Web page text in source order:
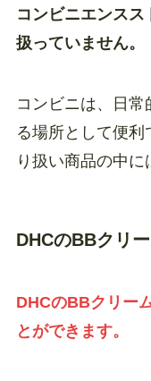
コンビニエンス
扱っていません。
コンビニは、日
る場所として便
り扱い商品の中に
DHCのBBクリ
DHCのBBクリー
とができます。